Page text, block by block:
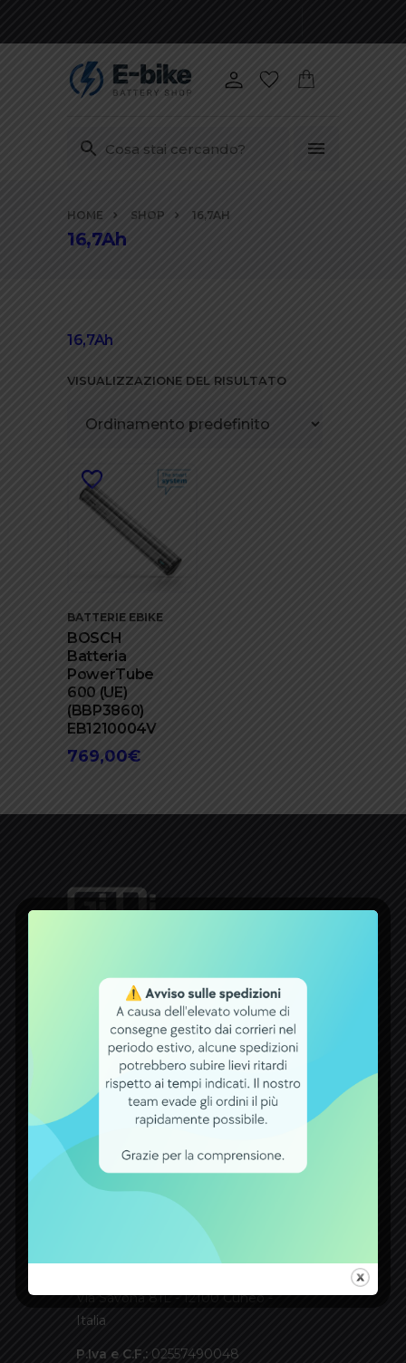
contenuti
HOME SHOP 16,7AH
16,7Ah
16,7Ah
VISUALIZZAZIONE DEL RISULTATO
BATTERIE EBIKE
BOSCH
Batteria
PowerTube
600 (UE)
(BBP3860)
EB1210004V
769,00€
GIDI opera nel settore delle batterie.
Un bel traguardo raggiunto, che
premia tutti coloro che con fiducia si
rivolgono a noi per qualsiasi esigenza
attinente a batterie, carica batterie,
alimentatori ed accumulatori.
Via Savona 81L - 12100 Cuneo -
Italia
P.Iva e C.F.: 02557490048